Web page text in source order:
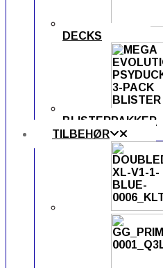
DECKS
BLISTERPAKKER
TILBEHØR